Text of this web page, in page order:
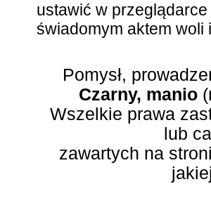
ustawić w
świadomym aktem
Pomysł,
Czarny, manio
Wszelkie prawa
lub
zawartych na